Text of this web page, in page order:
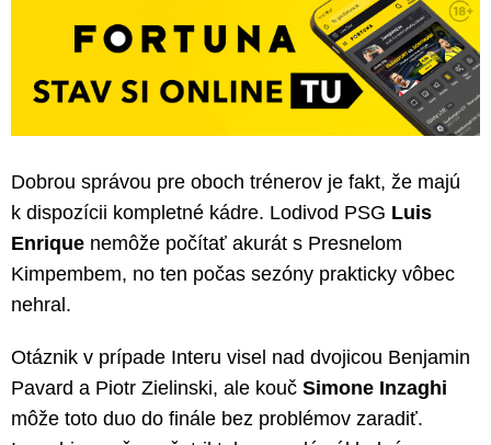
Dobrou správou pre oboch trénerov je fakt, že majú
k dispozícii kompletné kádre. Lodivod PSG Luis
Enrique nemôže počítať akurát s Presnelom
Kimpembem, no ten počas sezóny prakticky vôbec
nehral.
Otáznik v prípade Interu visel nad dvojicou Benjamin
Pavard a Piotr Zielinski, ale kouč Simone Inzaghi
môže toto duo do finále bez problémov zaradiť.